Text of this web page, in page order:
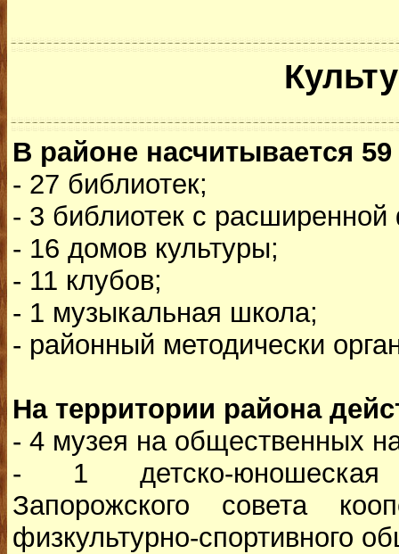
В районе насчитывается
- 27 библиотек;
- 3 библиотек с
- 16 домов культуры;
- 11 клубов;
- 1 музыкальная школа;
- районный методически
На территории района
- 4 музея на общественных
- 1 детско-юношеская
Запорожского совета
физкультурно-спортивного